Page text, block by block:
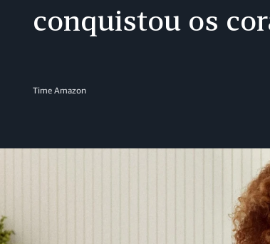
conquistou os
Time Amazon